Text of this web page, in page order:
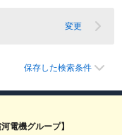
変更
保存した検索条件
電機グループ】